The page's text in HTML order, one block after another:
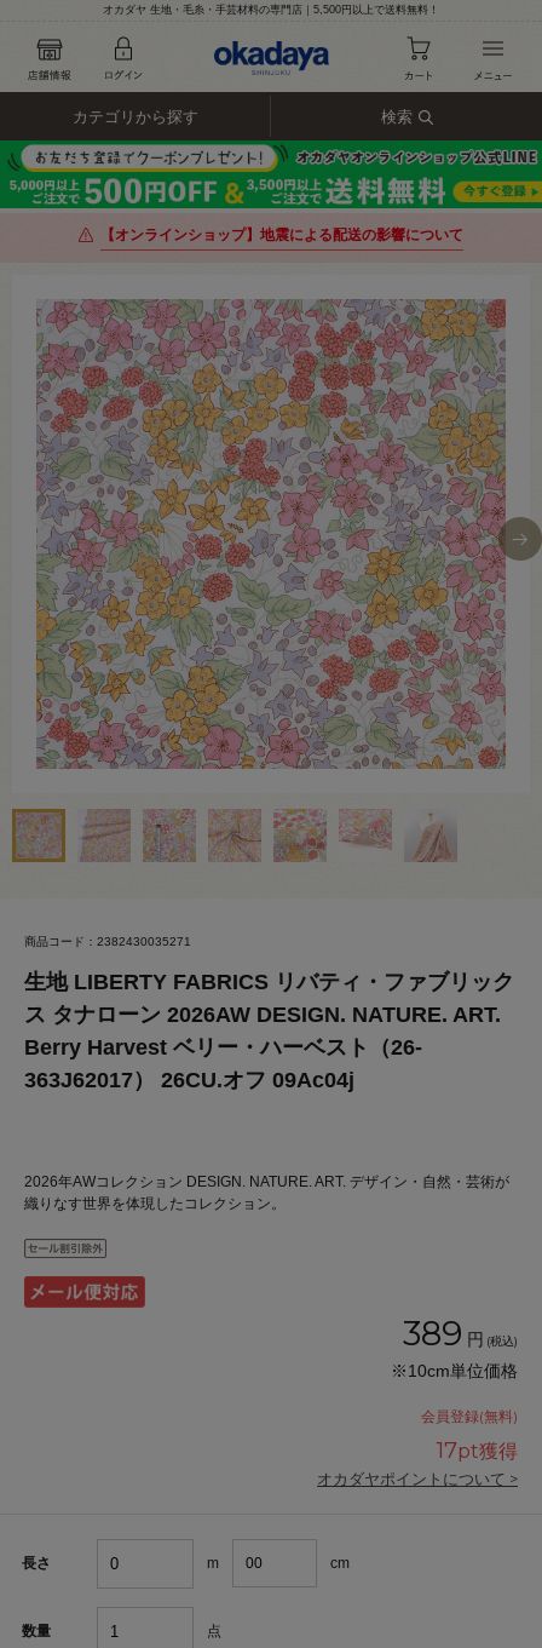
オカダヤ 生地・毛糸・手芸材料の専門店｜5,500円以上で送料無料！
カテゴリから探す 検索
【オンラインショップ】地震による配送の影響について
商品コード：2382430035271
生地 LIBERTY FABRICS リバティ・ファブリック
ス タナローン 2026AW DESIGN. NATURE. ART.
Berry Harvest ベリー・ハーベスト（26-
363J62017） 26CU.オフ 09Ac04j
2026年AWコレクション DESIGN. NATURE. ART. デザイン・自然・芸術が
織りなす世界を体現したコレクション。
389 円 (税込)
※10cm単位価格
会員登録(無料)
17pt獲得
オカダヤポイントについて >
長さ m cm
数量 点